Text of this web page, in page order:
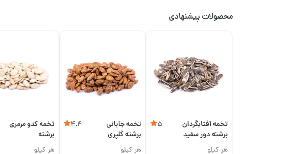
محصولات پیشنهادی
تخمه آفتابگردان
برشته دور سفید
اعلی
5
هر کیلو
تخمه جابانی
برشته گلپری
4.4
هر کیلو
تخمه کدو مرمری
برشته
هر کیلو